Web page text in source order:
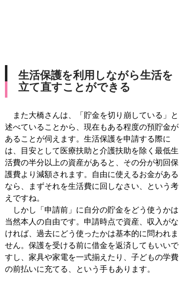
生活保護を利用しながら生活を
立て直すことができる
また大橋さんは、「貯金を切り崩している」と
述べていることから、現在もある程度の預貯金が
あることが伺えます。生活保護を申請する際に
は、目安として医療扶助と介護扶助を除く最低生
活費の半分以上の資産があると、その分が初回保
護費より減額されます。自由に使えるお金がある
なら、まずそれを生活費に回しなさい、という考
えですね。
しかし「申請前」に自分の貯金をどう使うかは
当然本人の自由です。申請時点で資産、収入がな
ければ、過去にどう使ったかは基本的に問われま
せん。保護を受ける前に借金を返済してもいいで
すし、家具や家電を一式揃えたり、子どもの学費
の前払いに充てる、という手もあります。